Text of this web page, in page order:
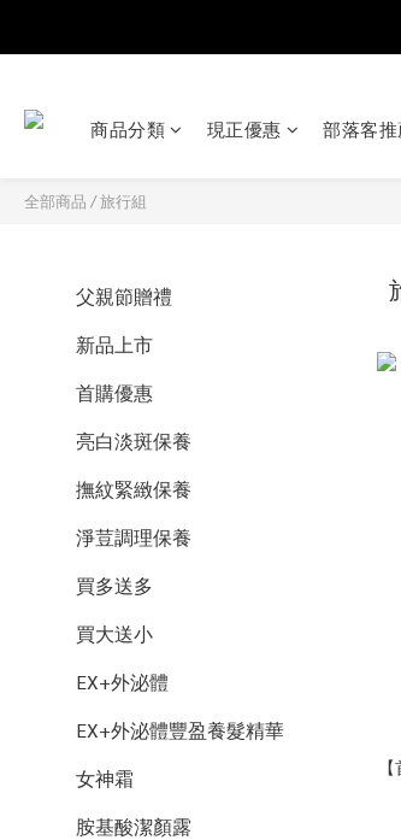
商品分類 現正優惠 部落客推
全部商品 /旅行組
父親節贈禮
新品上市
首購優惠
亮白淡斑保養
撫紋緊緻保養
淨荳調理保養
買多送多
買大送小
EX+外泌體
EX+外泌體豐盈養髮精華
女神霜
胺基酸潔顏露